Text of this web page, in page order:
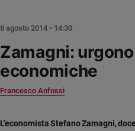
e
spiritualità
fede
Zamagni:
economiche
Francesco Anfossi
8 agosto 2014 • 14:30
L’economista Stefano Zamagni,